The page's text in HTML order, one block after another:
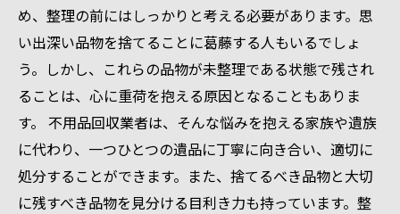
め、整理の前にはしっかりと考える必要があります。思
い出深い品物を捨てることに葛藤する人もいるでしょ
う。しかし、これらの品物が未整理である状態で残され
ることは、心に重荷を抱える原因となることもありま
す。 不用品回収業者は、そんな悩みを抱える家族や遺族
に代わり、一つひとつの遺品に丁寧に向き合い、適切に
処分することができます。また、捨てるべき品物と大切
に残すべき品物を見分ける目利き力も持っています。整